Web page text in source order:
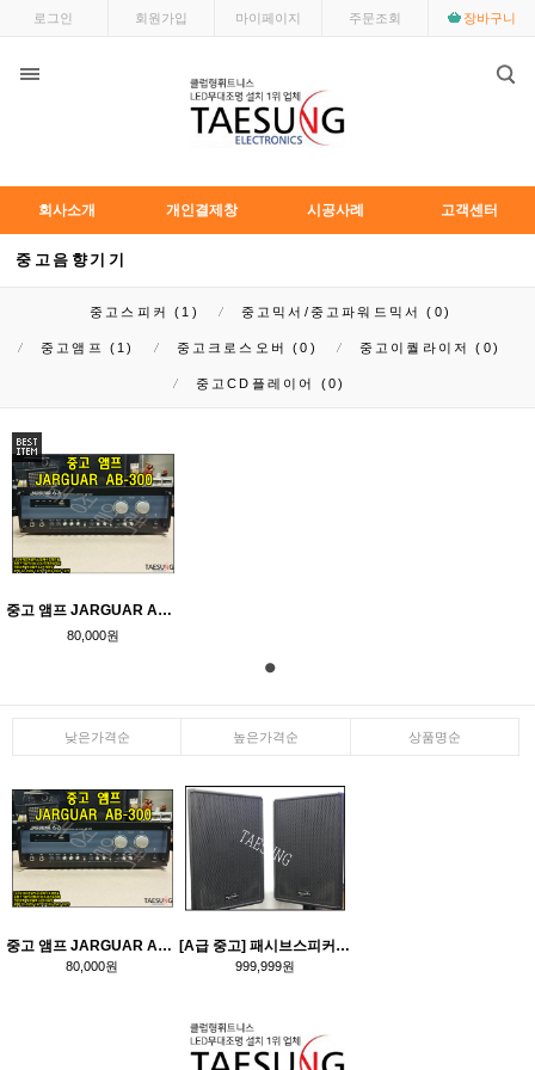
로그인 회원가입 마이페이지 주문조회 장바구니
회사소개 개인결제창 시공사례 고객센터
중고음향기기
중고스피커 (1) 중고믹서/중고파워드믹서 (0)
중고앰프 (1) 중고크로스오버 (0) 중고이퀄라이저 (0)
중고CD플레이어 (0)
중고 앰프 JARGUAR AB-300 2채널 카페 커피숍 노래방
80,000원
낮은가격순 높은가격순 상품명순
중고 앰프 JARGUAR AB-300 2채널 카페 커피숍 노래방
80,000원
[A급 중고] 패시브스피커/사운드아트 SU-12/300W패시브스피커/중고개척교회스피커/중고스피닝스피커/중고색소폰스피커/중고음향기기판매/중고음향장비판매
999,999원